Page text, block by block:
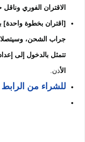
الاقتران الفوري
[اقتران بخطوة
جراب الشحن،
تتمثل بالدخول إلى
الأذن.
للشراء من الرابط